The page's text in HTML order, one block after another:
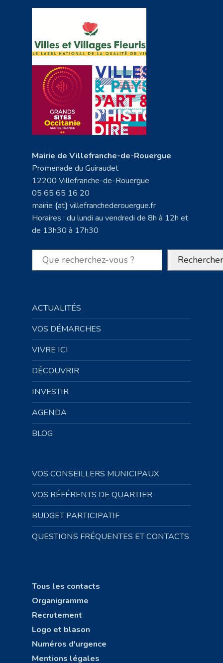
Mairie de Villefranche-de-Rouergue
Promenade du Guiraudet
12200 Villefranche-de-Rouergue
05 65 65 16 20
mairie {at} villefranchederouergue.fr
Horaires : du lundi au vendredi de 8h à 12h et
de 13h30 à 17h30
Rechercher Rechercher
ACTUALITÉS
VOS DÉMARCHES
VIVRE ICI
DÉCOUVRIR
INVESTIR
AGENDA
BLOG
VOS CONSEILLERS MUNICIPAUX
VOS RÉFÉRENTS DE QUARTIER
BUDGET PARTICIPATIF
QUESTIONS FRÉQUENTES ET CONTACTS
Tous les contacts
Organigramme
Recrutement
Logo et blason
Numéros d'urgence
Mentions légales